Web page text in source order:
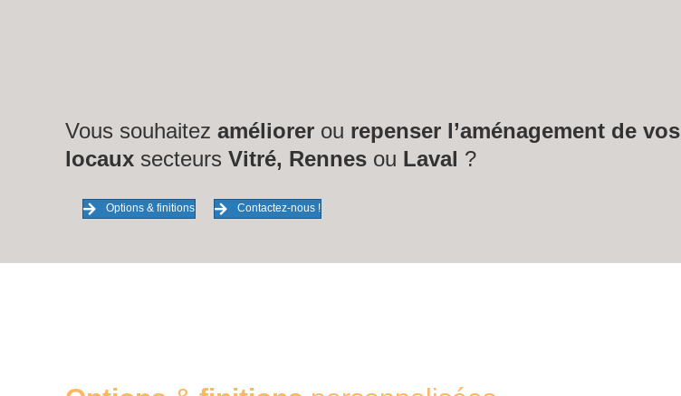
Vous souhaitez améliorer ou repenser l’aménagement de vos
locaux secteurs Vitré, Rennes ou Laval ?
Options & finitions Contactez-nous !